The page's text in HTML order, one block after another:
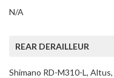
N/A
REAR DERAILLEUR
Shimano RD-M310-L,